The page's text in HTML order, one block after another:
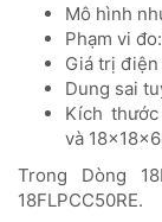
Mô hình
Phạm vi
Giá trị
Dung sai
Kích
và
Trong Dòng
18FLPCC50RE.